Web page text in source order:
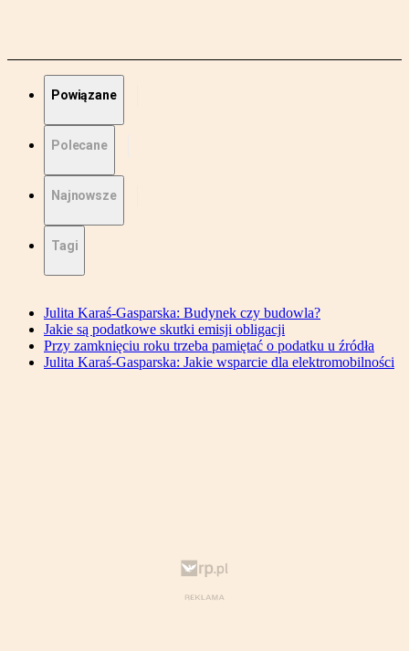
Powiązane
Polecane
Najnowsze
Tagi
Julita Karaś-Gasparska: Budynek czy budowla?
Jakie są podatkowe skutki emisji obligacji
Przy zamknięciu roku trzeba pamiętać o podatku u źródła
Julita Karaś-Gasparska: Jakie wsparcie dla elektromobilności